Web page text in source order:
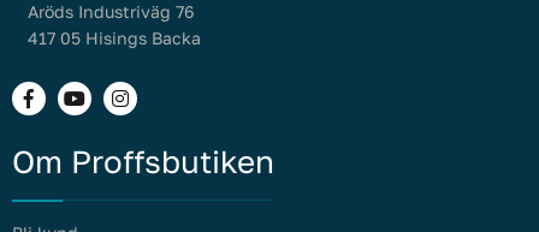
Aröds Industriväg 76
417 05 Hisings Backa
Om Proffsbutiken